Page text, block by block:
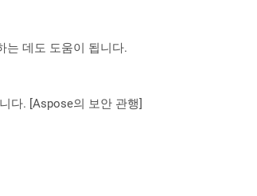
는 데도 도움이 됩니다.
다. [Aspose의 보안 관행]